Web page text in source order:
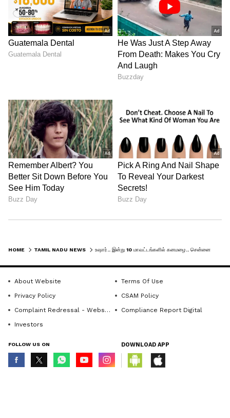
26.05.2022. 27.05.2022: இலட்சதீவு, கேரளா
மற்றும்‌ அதனை ஒட்டிய குமரிக்கடல்‌ மற்றும்‌
தென்தமிழக கடலோர பகுதிகளில்‌
சூறாவளிக்காற்று மணிக்கு 40 முதல்‌ 50
மேற்குறிப்பிட்ட நாட்களில்‌ மீனவர்கள்‌
இப்பகுதிகளுக்கு செல்ல வேண்டாமென்று
அறிவுறுத்தப்படுகிறார்கள்‌ என்று அதில்
குறிப்பிடப்பட்டுள்ளது.
மேலும் படிக்க:
ஷாக்..! ஆவினில் பணி
நியமன முறைகேடு.. சிக்கியது முக்கிய
HOME TAMIL NADU NEWS
About Website
Terms Of Use
Privacy Policy
CSAM Policy
Complaint Redressal - Website
Compliance Report Digital
Investors
FOLLOW US ON DOWNLOAD APP